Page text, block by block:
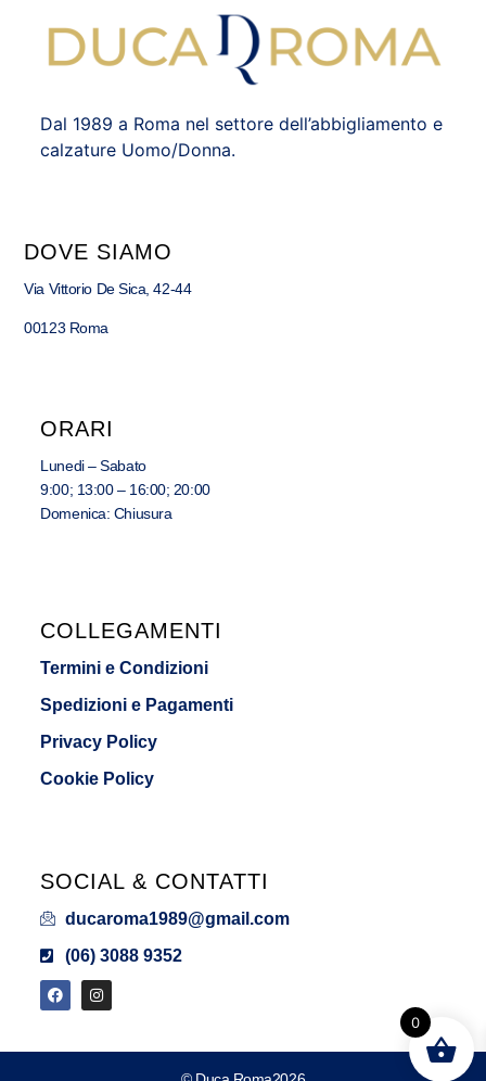
Dal 1989 a Roma nel settore dell’abbigliamento e
calzature Uomo/Donna.
DOVE SIAMO
Via Vittorio De Sica, 42-44
00123 Roma
ORARI
Lunedi – Sabato
9:00; 13:00 – 16:00; 20:00
Domenica: Chiusura
COLLEGAMENTI
Termini e Condizioni
Spedizioni e Pagamenti
Privacy Policy
Cookie Policy
SOCIAL & CONTATTI
ducaroma1989@gmail.com
(06) 3088 9352
0